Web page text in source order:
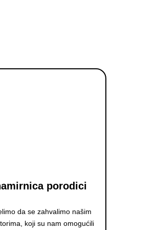
porodici
da se zahvalimo našim
koji su nam omogućili